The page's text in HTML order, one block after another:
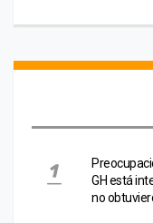
GH está
no